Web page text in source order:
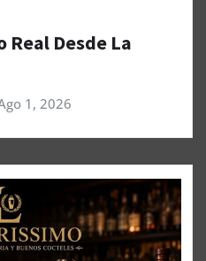
Real Desde La
1, 2026